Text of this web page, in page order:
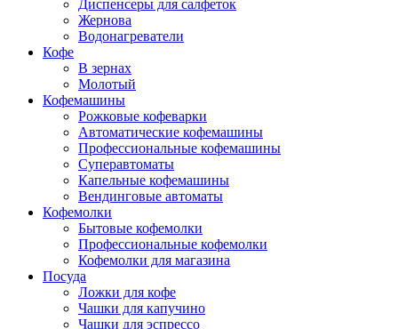
Диспенсеры для салфеток
Жернова
Водонагреватели
Кофе
В зернах
Молотый
Кофемашины
Рожковые кофеварки
Автоматические кофемашины
Профессиональные кофемашины
Суперавтоматы
Капельные кофемашины
Вендинговые автоматы
Кофемолки
Бытовые кофемолки
Профессиональные кофемолки
Кофемолки для магазина
Посуда
Ложки для кофе
Чашки для капучино
Чашки для эспрессо